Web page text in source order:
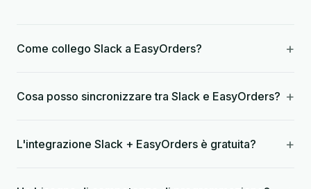
Come collego Slack a EasyOrders? +
Cosa posso sincronizzare tra Slack e EasyOrders? +
L'integrazione Slack + EasyOrders è gratuita? +